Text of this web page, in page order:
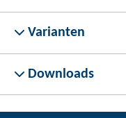
Varianten
Downloads